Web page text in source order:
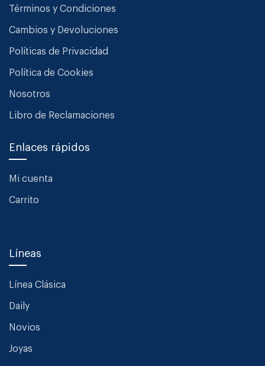
Términos y Condiciones
Cambios y Devoluciones
Políticas de Privacidad
Política de Cookies
Nosotros
Libro de Reclamaciones
Enlaces rápidos
Mi cuenta
Carrito
Líneas
Línea Clásica
Daily
Novios
Joyas